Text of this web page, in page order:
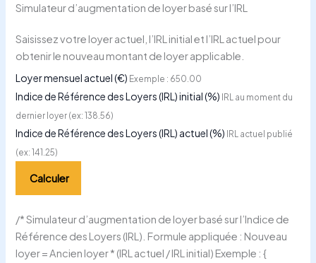
Simulateur d’augmentation de loyer basé sur l’IRL
Saisissez votre loyer actuel, l’IRL initial et l’IRL actuel pour
obtenir le nouveau montant de loyer applicable.
Loyer mensuel actuel (€) Exemple : 650.00
Indice de Référence des Loyers (IRL) initial (%) IRL au moment du
dernier loyer (ex: 138.56)
Indice de Référence des Loyers (IRL) actuel (%) IRL actuel publié
(ex: 141.25)
Calculer
/* Simulateur d’augmentation de loyer basé sur l’Indice de
Référence des Loyers (IRL). Formule appliquée : Nouveau
loyer = Ancien loyer * (IRL actuel / IRL initial) Exemple : {